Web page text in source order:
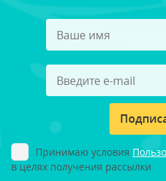
Принимаю условия
в целях получения рассылки